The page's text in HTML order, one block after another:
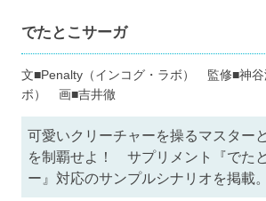
でたとこサーガ
文■Penalty（インコグ・ラボ） 監修■神谷
ボ） 画■吉井徹
可愛いクリーチャーを操るマスター
を制覇せよ！ サプリメント『でた
ー』対応のサンプルシナリオを掲載。